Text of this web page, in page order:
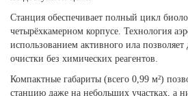
Станция обеспечивает полный цикл
четырёхкамерном корпусе. Технология
использованием активного ила позволяет
очистки без химических реагентов.
Компактные габариты (всего 0,99 м²)
станцию даже на небольших участках, а